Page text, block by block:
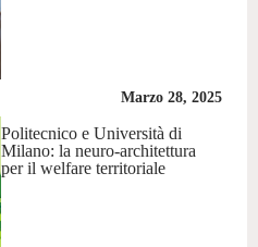
Marzo 28, 2025
Politecnico e Università di
Milano: la neuro-architettura
per il welfare territoriale